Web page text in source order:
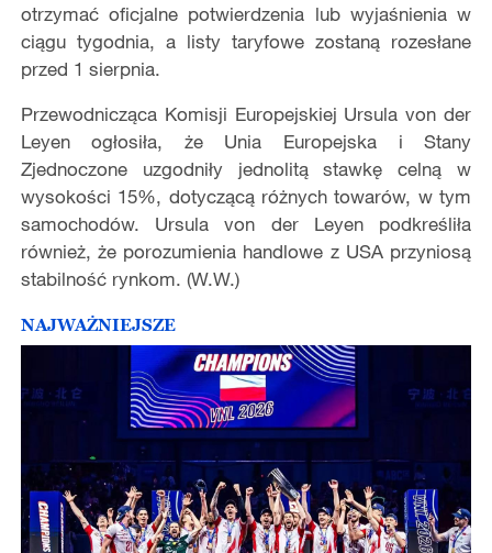
otrzymać oficjalne potwierdzenia lub wyjaśnienia w
ciągu tygodnia, a listy taryfowe zostaną rozesłane
przed 1 sierpnia.
Przewodnicząca Komisji Europejskiej Ursula von der
Leyen ogłosiła, że Unia Europejska i Stany
Zjednoczone uzgodniły jednolitą stawkę celną w
wysokości 15%, dotyczącą różnych towarów, w tym
samochodów. Ursula von der Leyen podkreśliła
również, że porozumienia handlowe z USA przyniosą
stabilność rynkom. (W.W.)
NAJWAŻNIEJSZE